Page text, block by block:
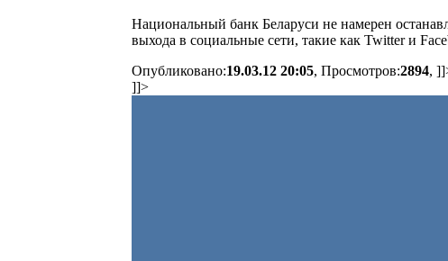
Национальный банк Беларуси не намерен
выхода в социальные сети, такие как Twitter и
Опубликовано:19.03.12 20:05, Просмотров:2894,
]]>